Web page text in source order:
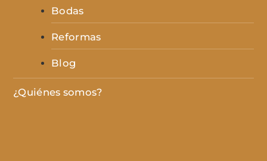
Bodas
Reformas
Blog
¿Quiénes somos?